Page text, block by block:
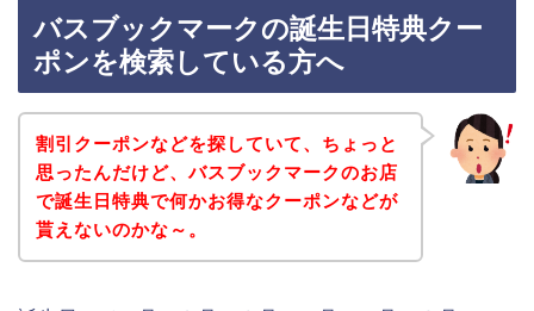
バスブックマークの誕生日特典クー
ポンを検索している方へ
割引クーポンなどを探していて、ちょっと
思ったんだけど、バスブックマークのお店
で誕生日特典で何かお得なクーポンなどが
貰えないのかな～。